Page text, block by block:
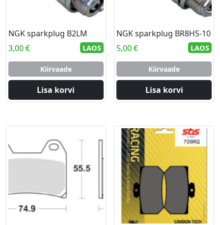
NGK sparkplug B2LM
3,00€ LAOS
Kiirvaade
Lisa korvi
NGK sparkplug BR8HS-10
5,00€ LAOS
Kiirvaade
Lisa korvi